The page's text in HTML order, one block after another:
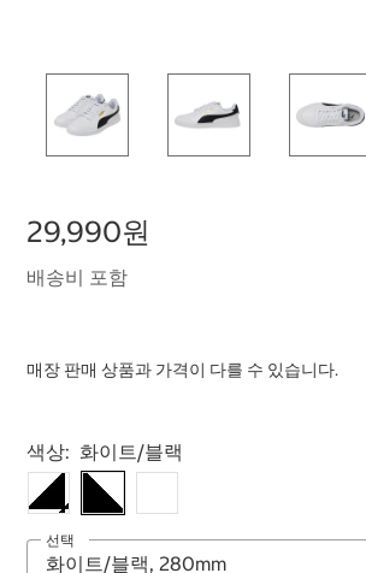
29,990원
배송비 포함
매장 판매 상품과 가격이 다를 수 있습니다.
Select product
색상: 화이트/블랙
선택